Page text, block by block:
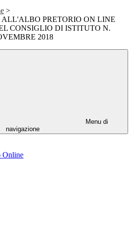
>
PRETORIO ON LINE
CONSIGLIO DI ISTITUTO N.
2018
Menu di
navigazione
Online